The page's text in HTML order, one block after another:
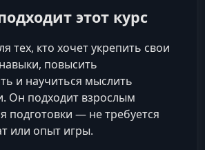
этот курс
тех, кто хочет укрепить свои
повысить
и научиться мыслить
Он подходит взрослым
подготовки — не требуется
или опыт игры.